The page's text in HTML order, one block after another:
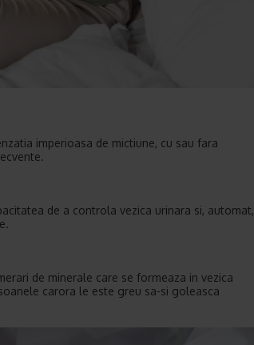
imperioasa de mictiune, cu sau fara
de a controla vezica urinara si, automat,
de minerale care se formeaza in vezica
carora le este greu sa-si goleasca